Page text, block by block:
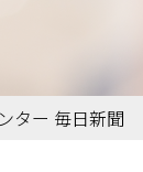
ター 毎日新聞